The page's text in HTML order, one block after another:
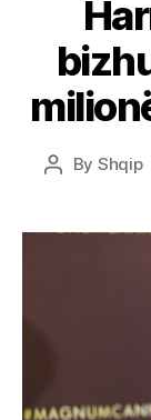
Post
By Shqip